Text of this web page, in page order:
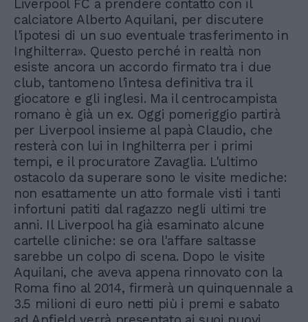
Liverpool FC a prendere contatto con il
calciatore Alberto Aquilani, per discutere
l'ipotesi di un suo eventuale trasferimento in
Inghilterra». Questo perché in realtà non
esiste ancora un accordo firmato tra i due
club, tantomeno l'intesa definitiva tra il
giocatore e gli inglesi. Ma il centrocampista
romano è già un ex. Oggi pomeriggio partirà
per Liverpool insieme al papà Claudio, che
resterà con lui in Inghilterra per i primi
tempi, e il procuratore Zavaglia. L'ultimo
ostacolo da superare sono le visite mediche:
non esattamente un atto formale visti i tanti
infortuni patiti dal ragazzo negli ultimi tre
anni. Il Liverpool ha già esaminato alcune
cartelle cliniche: se ora l'affare saltasse
sarebbe un colpo di scena. Dopo le visite
Aquilani, che aveva appena rinnovato con la
Roma fino al 2014, firmerà un quinquennale a
3.5 milioni di euro netti più i premi e sabato